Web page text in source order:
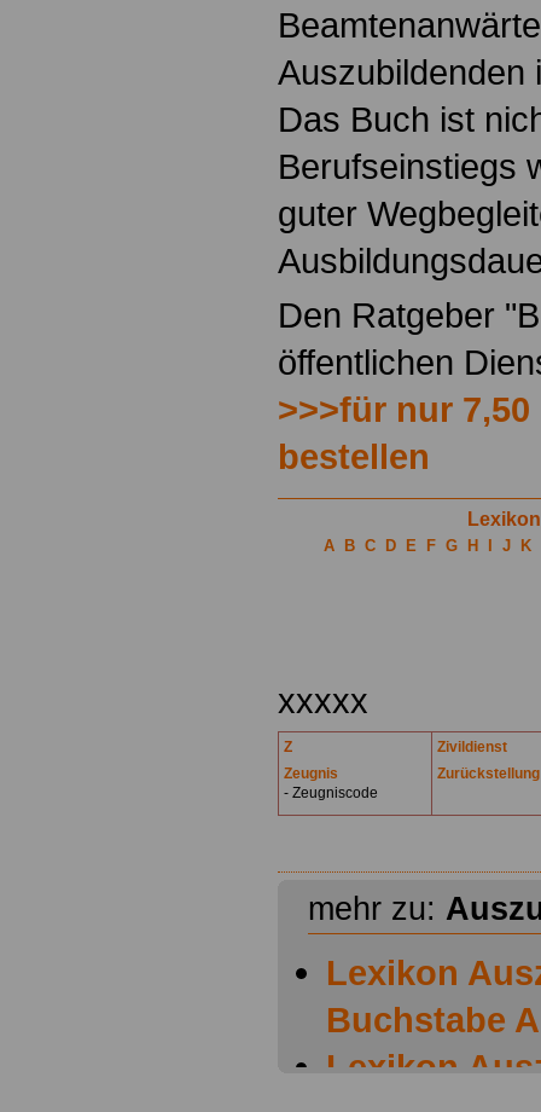
Auszubildenden
Das Buch ist
Berufseinstiegs
guter
Den Ratgeber
öffentlichen
>>>für nur
bestellen
A B C D E F G H J K
xxxxx
Z
Zeugnis
- Zeugniscode
Zivildienst
Zurückstellung
mehr zu:
Lexikon
Buchstabe A
Lexikon